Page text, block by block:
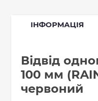
ІНФОРМАЦІЯ
Відвід
100 мм
червоний